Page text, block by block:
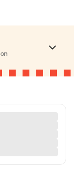
454 kcal
moyenne pour